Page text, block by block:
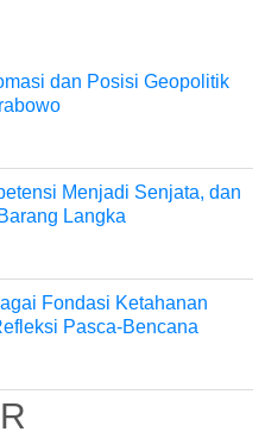
dan Posisi Geopolitik
Menjadi Senjata, dan
Langka
Fondasi Ketahanan
Pasca-Bencana